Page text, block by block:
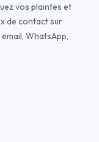
vos plaintes et
de contact sur
WhatsApp,